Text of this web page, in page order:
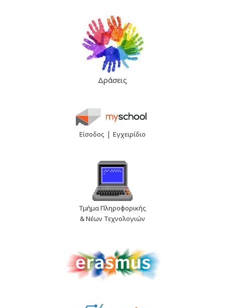
Δράσεις
Είσοδος | Εγχειρίδιο
Τμήμα Πληροφορικής
& Νέων Τεχνολογιών